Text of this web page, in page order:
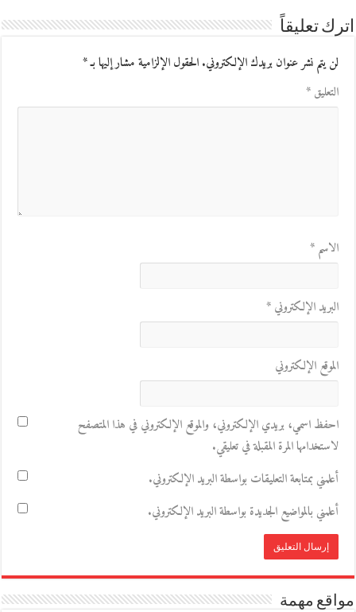
اترك تعليقاً
لن يتم نشر عنوان بريدك الإلكتروني.الحقول الإلزامية مشار إليها بـ*
التعليق*
الاسم*
البريد الإلكتروني*
الموقع الإلكتروني
احفظ اسمي، بريدي الإلكتروني، والموقع الإلكتروني في هذا المتصفح
لاستخدامها المرة المقبلة في تعليقي.
أعلمني بمتابعة التعليقات بواسطة البريد الإلكتروني.
أعلمني بالمواضيع الجديدة بواسطة البريد الإلكتروني.
مواقع مهمة